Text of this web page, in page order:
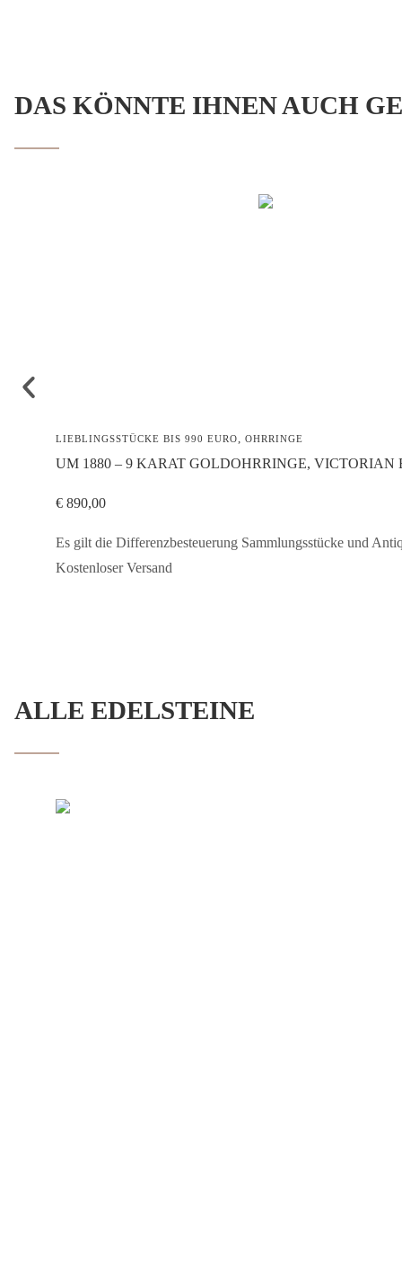
DAS KÖNNTE IHNEN AUCH
LIEBLINGSSTÜCKE BIS 990 EURO OHRRINGE
UM 1880 – 9 KARAT GOLDOHRRINGE, VICTORIAN
€ 890,00
Es gilt die Differenzbesteuerung Sammlungsstücke und
Kostenloser Versand
ALLE EDELSTEINE